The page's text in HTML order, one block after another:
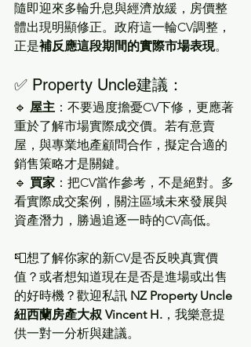
隨即迎來多輪升息與經濟放緩，房價整
體出現明顯修正。政府這一輪CV調整，
正是補反應這段期間的實際市場表現。
✅ Property Uncle建議：
🔹 屋主 ：不要過度擔憂CV下修，更應著
重於了解市場實際成交價。若有意賣
屋，與專業地產顧問合作，擬定合適的
銷售策略才是關鍵。
🔹 買家 ：把CV當作參考，不是絕對。多
看實際成交案例，關注區域未來發展與
資產潛力，勝過追逐一時的CV高低。
📮想了解你家的新CV是否反映真實價
值？或者想知道現在是否是進場或出售
的好時機？歡迎私訊 NZ Property Uncle
紐西蘭房產大叔 Vincent H. ，我樂意提
供一對一分析與建議。